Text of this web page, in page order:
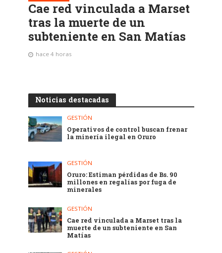
Cae red vinculada a Marset
tras la muerte de un
subteniente en San Matías
hace 4 horas
Noticias destacadas
GESTIÓN
Operativos de control buscan frenar
la minería ilegal en Oruro
GESTIÓN
Oruro: Estiman pérdidas de Bs. 90
millones en regalías por fuga de
minerales
GESTIÓN
Cae red vinculada a Marset tras la
muerte de un subteniente en San
Matías